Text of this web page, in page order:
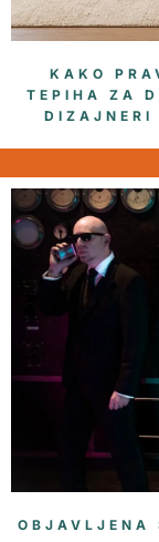
KAKO
TEPIHA ZA
DIZAJNERI
OBJAVLJENA